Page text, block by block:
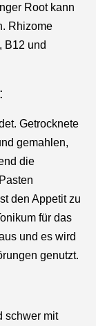
Root kann
Rhizome
B12 und
Getrocknete
gemahlen,
die
den Appetit zu
für das
und es wird
genutzt.
schwer mit